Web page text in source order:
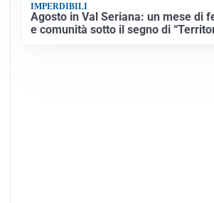
IMPERDIBILI
Agosto in Val Seriana: un mese di
e comunità sotto il segno di